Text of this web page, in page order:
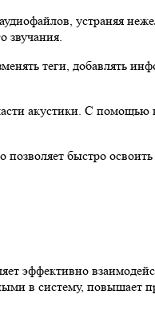
устраняя
звучания.
теги, добавлять
акустики. С
быстро
эффективно
в систему, повышает